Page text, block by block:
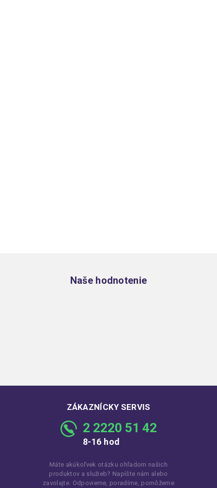
Naše hodnotenie
ZÁKAZNÍCKY SERVIS
2 2220 51 42
8-16 hod
Máte akúkoľvek otázku ohľadom našich
produktov a služieb? Napíšte nám alebo
zavolajte. Odpovieme, poradíme, pomôžeme